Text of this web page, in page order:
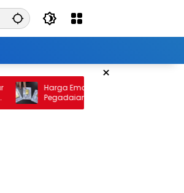
×
Harga Emas 10 Februari 2026: Antam dan
Pegadaian Kembali Melonjak